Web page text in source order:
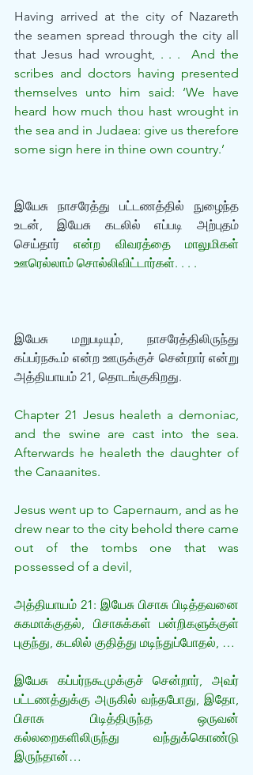
Having arrived at the city of Nazareth
the seamen spread through the city all
that Jesus had wrought, . . .  And the
scribes and doctors having presented
themselves unto him said: ‘We have
heard how much thou hast wrought in
the sea and in Judaea: give us therefore
some sign here in thine own country.’
இயேசு நாசரேத்து பட்டணத்தில் நுழைந்த
உடன், இயேசு கடலில் எப்படி அற்புதம்
செய்தார் என்ற விவரத்தை மாலுமிகள்
ஊரெல்லாம் சொல்லிவிட்டார்கள். . . .
இயேசு மறுபடியும், நாசரேத்திலிருந்து
கப்பர்நகூம் என்ற ஊருக்குச் சென்றார் என்று
அத்தியாயம் 21, தொடங்குகிறது.
Chapter 21 Jesus healeth a demoniac,
and the swine are cast into the sea.
Afterwards he healeth the daughter of
the Canaanites.
Jesus went up to Capernaum, and as he
drew near to the city behold there came
out of the tombs one that was
possessed of a devil,
அத்தியாயம் 21: இயேசு பிசாசு பிடித்தவனை
சுகமாக்குதல், பிசாசுக்கள் பன்றிகளுக்குள்
புகுந்து, கடலில் குதித்து மடிந்துப்போதல், …
இயேசு கப்பர்நகூமுக்குச் சென்றார், அவர்
பட்டணத்துக்கு அருகில் வந்தபோது, இதோ,
பிசாசு பிடித்திருந்த ஒருவன்
கல்லறைகளிலிருந்து வந்துக்கொண்டு
இருந்தான்…